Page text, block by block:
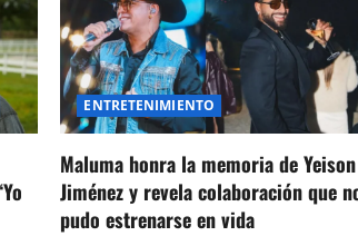
ENTRETENIMIENTO
Maluma honra la memoria de Yeison
Jiménez y revela colaboración que
pudo estrenarse en vida